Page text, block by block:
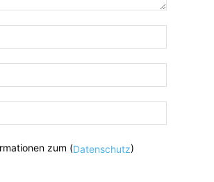
zum (Datenschutz)